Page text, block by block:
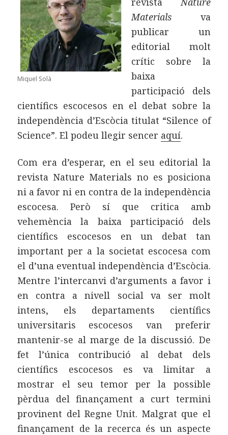
Miquel Solà
Materials va
publicar un
editorial molt
crític sobre la
baixa
participació dels
científics escocesos en el debat sobre la
independència d’Escòcia titulat “Silence of
Science”. El podeu llegir sencer aquí.
Com era d’esperar, en el seu editorial la
revista Nature Materials no es posiciona
ni a favor ni en contra de la independència
escocesa. Però sí que critica amb
vehemència la baixa participació dels
científics escocesos en un debat tan
important per a la societat escocesa com
el d’una eventual independència d’Escòcia.
Mentre l’intercanvi d’arguments a favor i
en contra a nivell social va ser molt
intens, els departaments científics
universitaris escocesos van preferir
mantenir-se al marge de la discussió. De
fet l’única contribució al debat dels
científics escocesos es va limitar a
mostrar el seu temor per la possible
pèrdua del finançament a curt termini
provinent del Regne Unit. Malgrat que el
finançament de la recerca és un aspecte